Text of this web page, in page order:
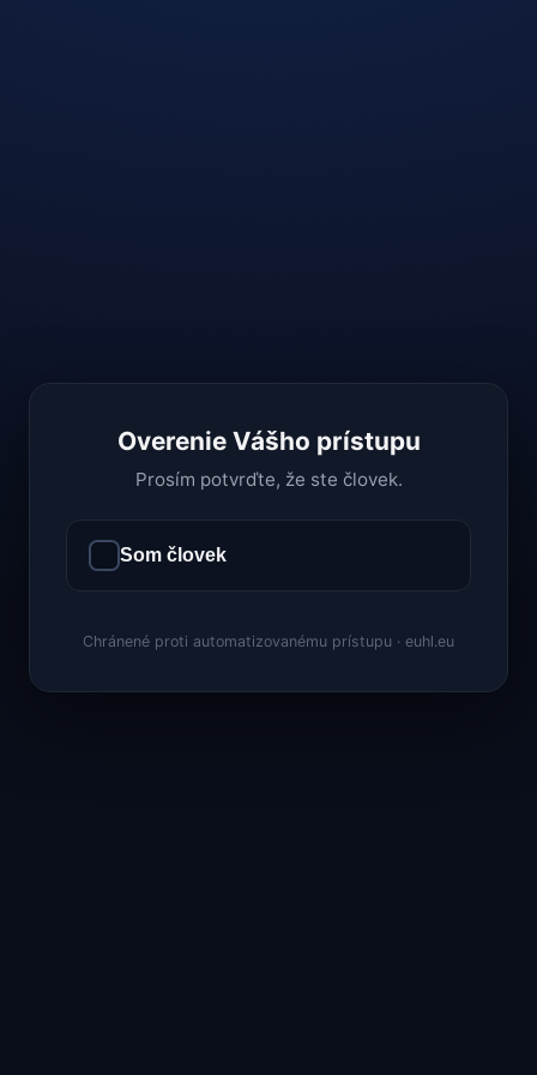
Overenie Vášho prístupu
Prosím potvrďte, že ste človek.
Som človek
Chránené proti automatizovanému prístupu · euhl.eu